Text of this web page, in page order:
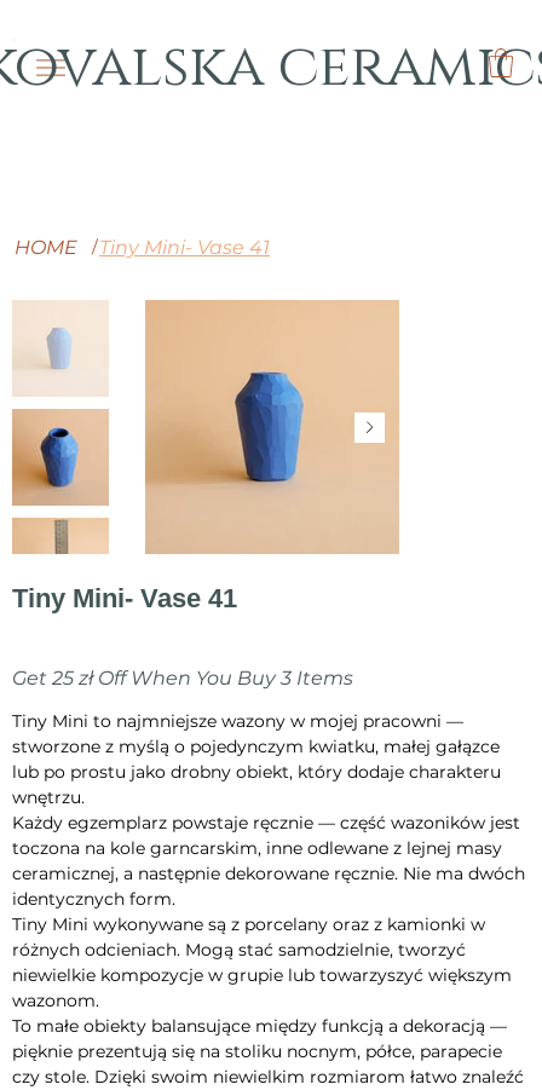
HOME /Tiny Mini- Vase 41
Tiny Mini- Vase 41
Get 25 zł Off When You Buy 3 Items
Tiny Mini to najmniejsze wazony w mojej pracowni —
stworzone z myślą o pojedynczym kwiatku, małej gałązce
lub po prostu jako drobny obiekt, który dodaje charakteru
wnętrzu.
Każdy egzemplarz powstaje ręcznie — część wazoników jest
toczona na kole garncarskim, inne odlewane z lejnej masy
ceramicznej, a następnie dekorowane ręcznie. Nie ma dwóch
identycznych form.
Tiny Mini wykonywane są z porcelany oraz z kamionki w
różnych odcieniach. Mogą stać samodzielnie, tworzyć
niewielkie kompozycje w grupie lub towarzyszyć większym
wazonom.
To małe obiekty balansujące między funkcją a dekoracją —
pięknie prezentują się na stoliku nocnym, półce, parapecie
czy stole. Dzięki swoim niewielkim rozmiarom łatwo znaleźć